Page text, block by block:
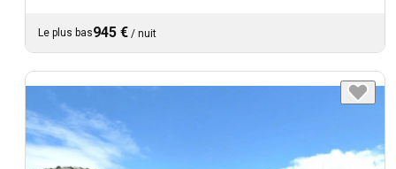
Le plus bas945 € / nuit